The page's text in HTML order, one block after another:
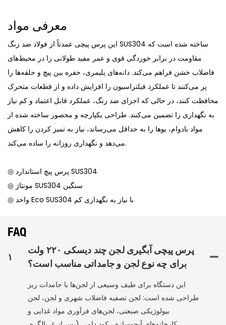
معرفی مواد
این پرس پیچی عمدتاً از فولاد ضد زنگ SUS304 ساخته شده است که
مقاومت در برابر خوردگی قوی و عمر مفید طولانی را در محیط‌های
فاضلاب خشن فراهم می‌کند. دانه‌های پلیمری، حفره بین پیچ و حلقه‌ها را
پر می‌کنند تا عملکرد فیلتراسیون را افزایش داده و از قطعات متحرک
محافظت کنند، در حالی که اجزای ضد زنگ، عملکرد قابل اعتماد و کم نیاز
به نگهداری را تضمین می‌کنند. طراحی یکپارچه و محصور ساخته شده از
مواد بادوام، بوها را به حداقل می‌رساند، نیاز به تمیز کردن را کاهش
می‌دهد و نگهداری روزانه را ساده می‌کند.
◎ پرس پیچ استاندارد SUS304
◎ مونتاژ SUS304 سنگین
◎ واحد Eco SUS304 با نیاز به نگهداری کم
FAQ
۱
پرس پیچی آبگیری لجن چند دیسکی ۲۲۰ ولت
برای چه نوع لجن و جامداتی مناسب است؟
این دستگاه برای طیف وسیعی از لجن‌ها با جامدات ریز
طراحی شده است: لجن تصفیه فاضلاب شهری و لجن، لجن
بیولوژیکی صنعتی، لجن‌های فرآوری مواد غذایی و